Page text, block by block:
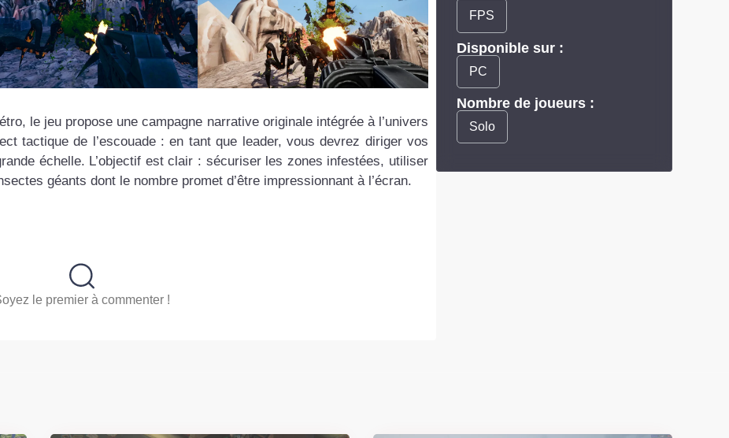
le jeu propose une campagne narrative originale intégrée à l’univers
tactique de l’escouade : en tant que leader, vous devrez diriger vos
échelle. L’objectif est clair : sécuriser les zones infestées, utiliser
géants dont le nombre promet d’être impressionnant à l’écran.
le premier à commenter !
FPS
Disponible sur :
PC
Nombre de joueurs :
Solo